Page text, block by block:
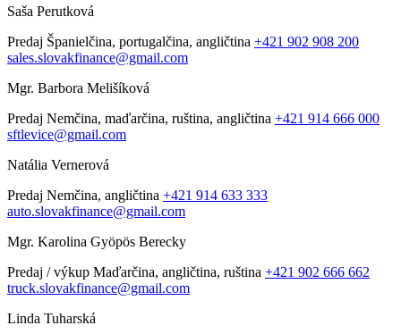
Saša Perutková
Predaj Španielčina, portugalčina, angličtina +421 902 908 200
sales.slovakfinance@gmail.com
Mgr. Barbora Melišíková
Predaj Nemčina, maďarčina, ruština, angličtina +421 914 666 000
sftlevice@gmail.com
Natália Vernerová
Predaj Nemčina, angličtina +421 914 633 333
auto.slovakfinance@gmail.com
Mgr. Karolina Gyöpös Berecky
Predaj / výkup Maďarčina, angličtina, ruština +421 902 666 662
truck.slovakfinance@gmail.com
Linda Tuharská